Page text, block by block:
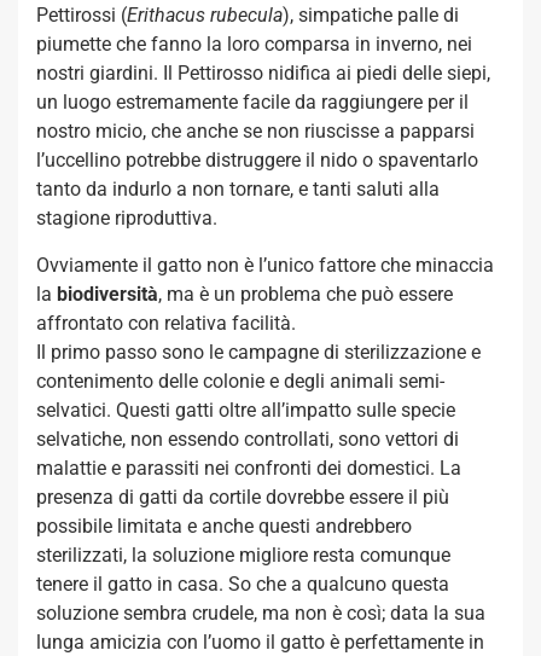
Pettirossi (Erithacus rubecula), simpatiche palle di
piumette che fanno la loro comparsa in inverno, nei
nostri giardini. Il Pettirosso nidifica ai piedi delle siepi,
un luogo estremamente facile da raggiungere per il
nostro micio, che anche se non riuscisse a papparsi
l’uccellino potrebbe distruggere il nido o spaventarlo
tanto da indurlo a non tornare, e tanti saluti alla
stagione riproduttiva.
Ovviamente il gatto non è l’unico fattore che minaccia
la biodiversità, ma è un problema che può essere
affrontato con relativa facilità.
Il primo passo sono le campagne di sterilizzazione e
contenimento delle colonie e degli animali semi-
selvatici. Questi gatti oltre all’impatto sulle specie
selvatiche, non essendo controllati, sono vettori di
malattie e parassiti nei confronti dei domestici. La
presenza di gatti da cortile dovrebbe essere il più
possibile limitata e anche questi andrebbero
sterilizzati, la soluzione migliore resta comunque
tenere il gatto in casa. So che a qualcuno questa
soluzione sembra crudele, ma non è così; data la sua
lunga amicizia con l’uomo il gatto è perfettamente in